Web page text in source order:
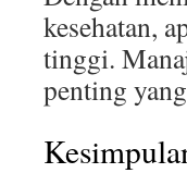
kesehatan,
tinggi.
penting